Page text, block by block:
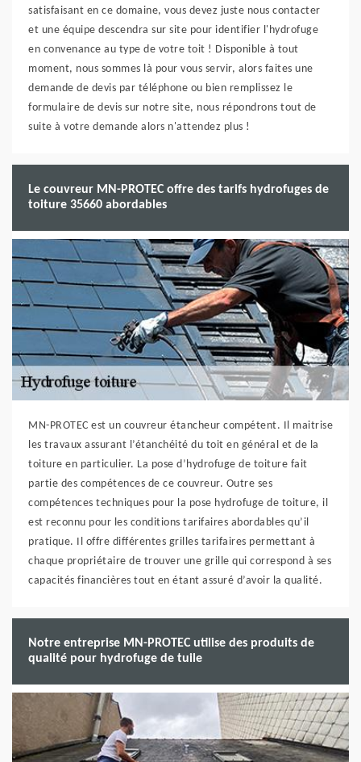
satisfaisant en ce domaine, vous devez juste nous contacter
et une équipe descendra sur site pour identifier l'hydrofuge
en convenance au type de votre toit ! Disponible à tout
moment, nous sommes là pour vous servir, alors faites une
demande de devis par téléphone ou bien remplissez le
formulaire de devis sur notre site, nous répondrons tout de
suite à votre demande alors n'attendez plus !
Le couvreur MN-PROTEC offre des tarifs hydrofuges de
toiture 35660 abordables
MN-PROTEC est un couvreur étancheur compétent. Il maitrise
les travaux assurant l’étanchéité du toit en général et de la
toiture en particulier. La pose d’hydrofuge de toiture fait
partie des compétences de ce couvreur. Outre ses
compétences techniques pour la pose hydrofuge de toiture, il
est reconnu pour les conditions tarifaires abordables qu’il
pratique. Il offre différentes grilles tarifaires permettant à
chaque propriétaire de trouver une grille qui correspond à ses
capacités financières tout en étant assuré d’avoir la qualité.
Notre entreprise MN-PROTEC utilise des produits de
qualité pour hydrofuge de tuile